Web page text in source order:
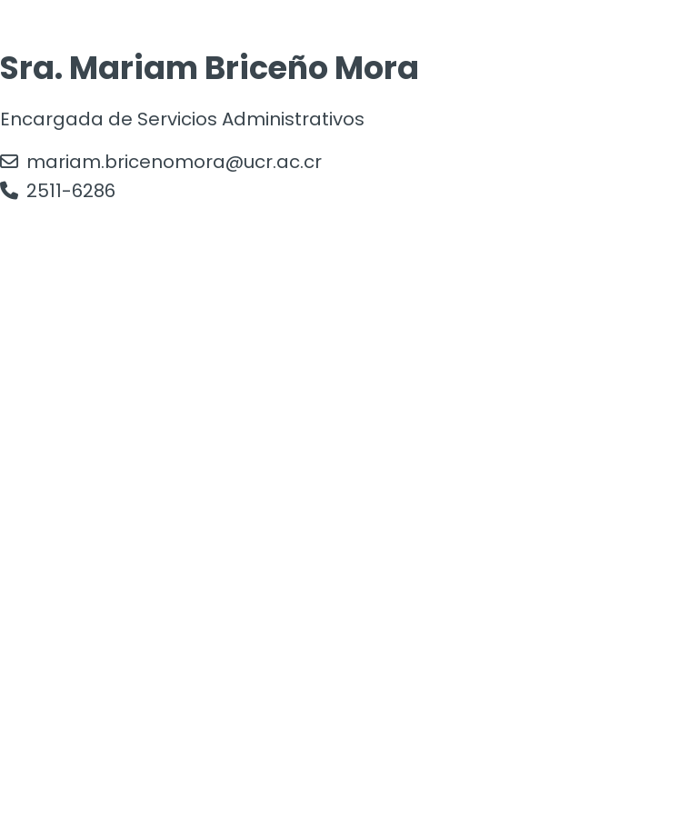
Sra. Mariam Briceño Mora
Encargada de Servicios Administrativos
mariam.bricenomora@ucr.ac.cr
2511-6286